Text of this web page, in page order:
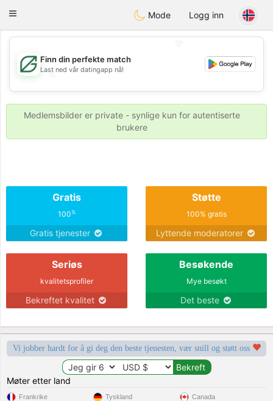
GulfDating
Toggle
Mode Logg inn
💖
💕
💕
Finn din perfekte match
Last ned vår datingapp nå!
Medlemsbilder er private - synlige kun for autentiserte
brukere
Gratis
100%
Gratis tjenester
Støtte
100% gratis
Lyttende moderatorer
Seriøs
kvalitetsprofiler
Bekreftet kvalitet
Besøkende
Mye besøkt
Det beste
Vi jobber hardt for å gi deg den beste tjenesten, vær snill og støtt oss
Møter etter land
Frankrike Tyskland Canada